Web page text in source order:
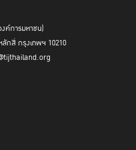
ค์การมหาชน)
กสี่ กรุงเทพฯ 10210